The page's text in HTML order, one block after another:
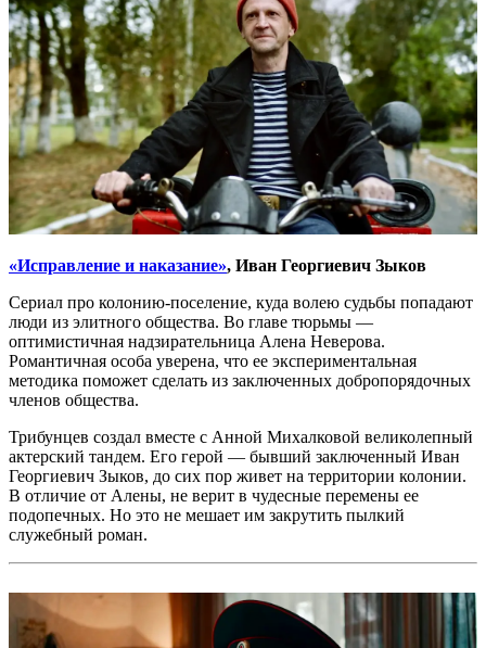
«Исправление и наказание», Иван Георгиевич Зыков
Сериал про колонию-поселение, куда волею судьбы попадают
люди из элитного общества. Во главе тюрьмы —
оптимистичная надзирательница Алена Неверова.
Романтичная особа уверена, что ее экспериментальная
методика поможет сделать из заключенных добропорядочных
членов общества.
Трибунцев создал вместе с Анной Михалковой великолепный
актерский тандем. Его герой — бывший заключенный Иван
Георгиевич Зыков, до сих пор живет на территории колонии.
В отличие от Алены, не верит в чудесные перемены ее
подопечных. Но это не мешает им закрутить пылкий
служебный роман.